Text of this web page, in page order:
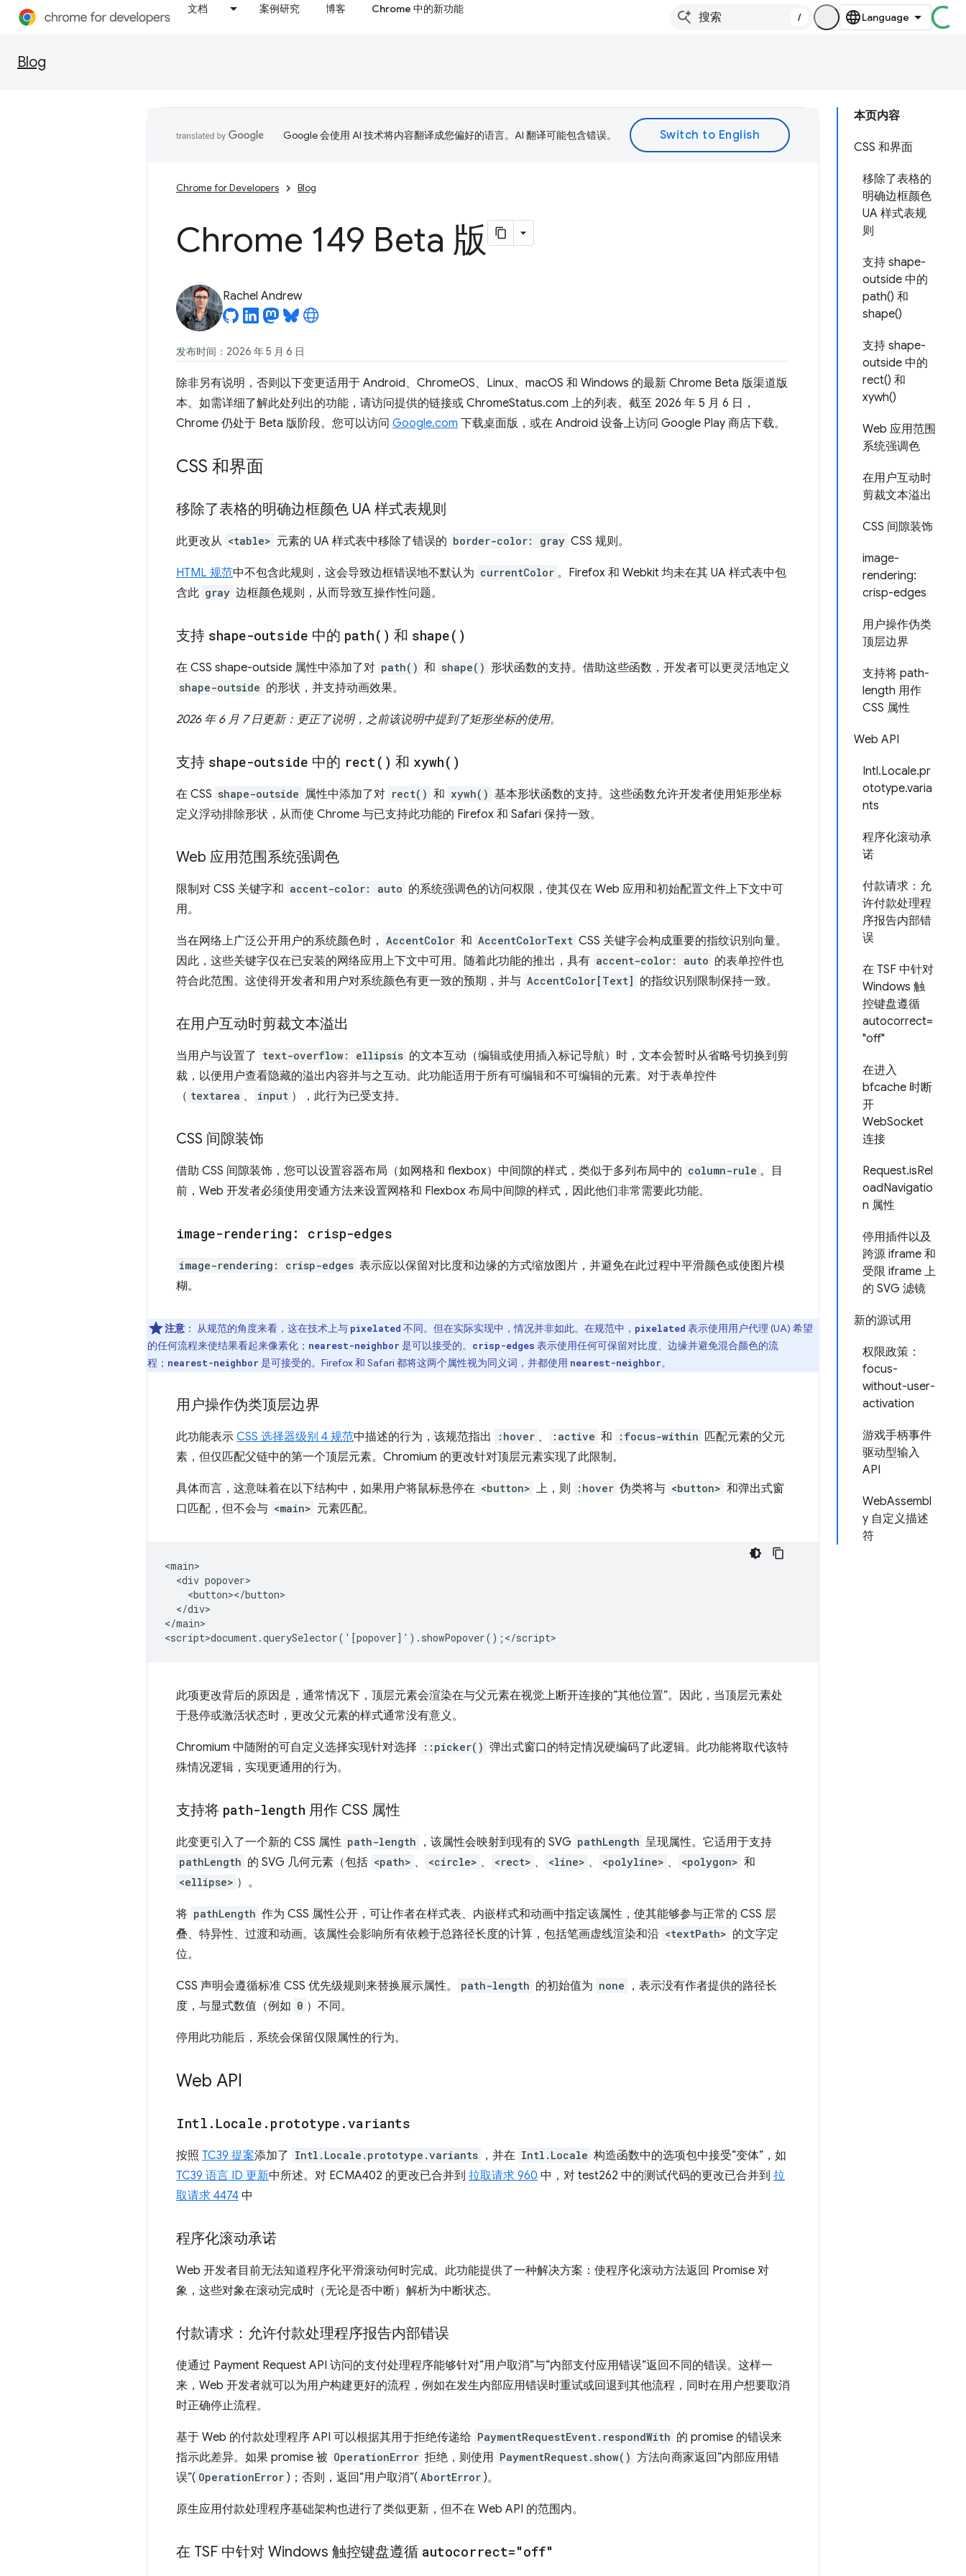
文档 案例研究 博客 Chrome 中的新功能
/
Blog
本页内容
CSS 和界面
移除了表格的
明确边框颜色
UA 样式表规
则
支持 shape-
outside 中的
path() 和
shape()
支持 shape-
outside 中的
rect() 和
xywh()
Web 应用范围
系统强调色
在用户互动时
剪裁文本溢出
CSS 间隙装饰
image-
rendering:
crisp-edges
用户操作伪类
顶层边界
支持将 path-
length 用作
CSS 属性
Web API
Intl.Locale.pr
ototype.varia
nts
程序化滚动承
诺
付款请求：允
许付款处理程
序报告内部错
误
在 TSF 中针对
Windows 触
控键盘遵循
autocorrect=
"off"
在进入
bfcache 时断
开
WebSocket
连接
Request.isRel
oadNavigatio
n 属性
停用插件以及
跨源 iframe 和
受限 iframe 上
的 SVG 滤镜
新的源试用
权限政策：
focus-
without-user-
activation
游戏手柄事件
驱动型输入
API
WebAssembl
y 自定义描述
符
Google 会使用 AI 技术将内容翻译成您偏好的语言。AI 翻译可能包含错误。
Chrome for Developers Blog
Chrome 149 Beta 版
Rachel Andrew
发布时间：2026 年 5 月 6 日
除非另有说明，否则以下变更适用于 Android、ChromeOS、Linux、macOS 和 Windows 的最新 Chrome Beta 版渠道版
本。如需详细了解此处列出的功能，请访问提供的链接或 ChromeStatus.com 上的列表。截至 2026 年 5 月 6 日，
Chrome 仍处于 Beta 版阶段。您可以访问 Google.com 下载桌面版，或在 Android 设备上访问 Google Play 商店下载。
CSS 和界面
移除了表格的明确边框颜色 UA 样式表规则
此更改从 <table> 元素的 UA 样式表中移除了错误的 border-color: gray CSS 规则。
HTML 规范中不包含此规则，这会导致边框错误地不默认为 currentColor 。Firefox 和 Webkit 均未在其 UA 样式表中包
含此 gray 边框颜色规则，从而导致互操作性问题。
支持 shape-outside 中的 path( ) 和 shape( )
在 CSS shape-outside 属性中添加了对 path() 和 shape() 形状函数的支持。借助这些函数，开发者可以更灵活地定义
shape-outside 的形状，并支持动画效果。
2026 年 6 月 7 日更新：更正了说明，之前该说明中提到了矩形坐标的使用。
支持 shape-outside 中的 rect( ) 和 xywh( )
在 CSS shape-outside 属性中添加了对 rect() 和 xywh() 基本形状函数的支持。这些函数允许开发者使用矩形坐标
定义浮动排除形状，从而使 Chrome 与已支持此功能的 Firefox 和 Safari 保持一致。
Web 应用范围系统强调色
限制对 CSS 关键字和 accent-color: auto 的系统强调色的访问权限，使其仅在 Web 应用和初始配置文件上下文中可
用。
当在网络上广泛公开用户的系统颜色时， AccentColor 和 AccentColorText CSS 关键字会构成重要的指纹识别向量。
因此，这些关键字仅在已安装的网络应用上下文中可用。随着此功能的推出，具有 accent-color: auto 的表单控件也
符合此范围。这使得开发者和用户对系统颜色有更一致的预期，并与 AccentColor[Text] 的指纹识别限制保持一致。
在用户互动时剪裁文本溢出
当用户与设置了 text-overflow: ellipsis 的文本互动（编辑或使用插入标记导航）时，文本会暂时从省略号切换到剪
裁，以便用户查看隐藏的溢出内容并与之互动。此功能适用于所有可编辑和不可编辑的元素。对于表单控件
（ textarea 、 input ），此行为已受支持。
CSS 间隙装饰
借助 CSS 间隙装饰，您可以设置容器布局（如网格和 flexbox）中间隙的样式，类似于多列布局中的 column-rule 。目
前，Web 开发者必须使用变通方法来设置网格和 Flexbox 布局中间隙的样式，因此他们非常需要此功能。
image-rendering: crisp-edges
image-rendering: crisp-edges 表示应以保留对比度和边缘的方式缩放图片，并避免在此过程中平滑颜色或使图片模
糊。
注意 ： 从规范的角度来看，这在技术上与 pixelated 不同。但在实际实现中，情况并非如此。在规范中， pixelated 表示使用用户代理 (UA) 希望
的任何流程来使结果看起来像素化； nearest-neighbor 是可以接受的。 crisp-edges 表示使用任何可保留对比度、边缘并避免混合颜色的流
程； nearest-neighbor 是可接受的。Firefox 和 Safari 都将这两个属性视为同义词，并都使用 nearest-neighbor。
用户操作伪类顶层边界
此功能表示 CSS 选择器级别 4 规范中描述的行为，该规范指出 :hover 、 :active 和 :focus-within 匹配元素的父元
素，但仅匹配父链中的第一个顶层元素。Chromium 的更改针对顶层元素实现了此限制。
具体而言，这意味着在以下结构中，如果用户将鼠标悬停在 <button> 上，则 :hover 伪类将与 <button> 和弹出式窗
口匹配，但不会与 <main> 元素匹配。
<main>
  <div popover>
    <button></button>
  </div>
</main>
此项更改背后的原因是，通常情况下，顶层元素会渲染在与父元素在视觉上断开连接的“其他位置”。因此，当顶层元素处
于悬停或激活状态时，更改父元素的样式通常没有意义。
Chromium 中随附的可自定义选择实现针对选择 ::picker() 弹出式窗口的特定情况硬编码了此逻辑。此功能将取代该特
殊情况逻辑，实现更通用的行为。
支持将 path-length 用作 CSS 属性
此变更引入了一个新的 CSS 属性 path-length ，该属性会映射到现有的 SVG pathLength 呈现属性。它适用于支持
pathLength 的 SVG 几何元素（包括 <path> 、 <circle> 、 <rect> 、 <line> 、 <polyline> 、 <polygon> 和
<ellipse> ）。
将 pathLength 作为 CSS 属性公开，可让作者在样式表、内嵌样式和动画中指定该属性，使其能够参与正常的 CSS 层
叠、特异性、过渡和动画。该属性会影响所有依赖于总路径长度的计算，包括笔画虚线渲染和沿 <textPath> 的文字定
位。
CSS 声明会遵循标准 CSS 优先级规则来替换展示属性。 path-length 的初始值为 none
，表示没有作者提供的路径长
度，与显式数值（例如 0 ）不同。
停用此功能后，系统会保留仅限属性的行为。
Web API
Intl . Locale . prototype . variants
按照 TC39 提案添加了 Intl.Locale.prototype.variants ，并在 Intl.Locale 构造函数中的选项包中接受“变体”，如
TC39 语言 ID 更新中所述。对 ECMA402 的更改已合并到 拉取请求 960 中，对 test262 中的测试代码的更改已合并到 拉
取请求 4474 中
程序化滚动承诺
Web 开发者目前无法知道程序化平滑滚动何时完成。此功能提供了一种解决方案：使程序化滚动方法返回 Promise 对
象，这些对象在滚动完成时（无论是否中断）解析为中断状态。
付款请求：允许付款处理程序报告内部错误
使通过 Payment Request API 访问的支付处理程序能够针对“用户取消”与“内部支付应用错误”返回不同的错误。这样一
来，Web 开发者就可以为用户构建更好的流程，例如在发生内部应用错误时重试或回退到其他流程，同时在用户想要取消
时正确停止流程。
基于 Web 的付款处理程序 API 可以根据其用于拒绝传递给 PaymentRequestEvent.respondWith 的 promise 的错误来
指示此差异。如果 promise 被 OperationError 拒绝，则使用 PaymentRequest.show() 方法向商家返回“内部应用错
误”( OperationError )；否则，返回“用户取消”( AbortError )。
原生应用付款处理程序基础架构也进行了类似更新，但不在 Web API 的范围内。
在 TSF 中针对 Windows 触控键盘遵循 autocorrect="off"